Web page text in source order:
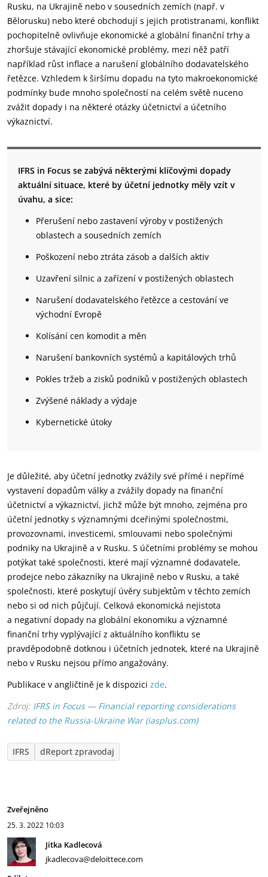
Rusku, na Ukrajině nebo v sousedních zemích (např. v
Bělorusku) nebo které obchodují s jejich protistranami, konflikt
pochopitelně ovlivňuje ekonomické a globální finanční trhy a
zhoršuje stávající ekonomické problémy, mezi něž patří
například růst inflace a narušení globálního dodavatelského
řetězce. Vzhledem k širšímu dopadu na tyto makroekonomické
podmínky bude mnoho společností na celém světě nuceno
zvážit dopady i na některé otázky účetnictví a účetního
výkaznictví.
IFRS in Focus se zabývá některými klíčovými dopady
aktuální situace, které by účetní jednotky měly vzít v
úvahu, a sice:
Přerušení nebo zastavení výroby v postižených
oblastech a sousedních zemích
Poškození nebo ztráta zásob a dalších aktiv
Uzavření silnic a zařízení v postižených oblastech
Narušení dodavatelského řetězce a cestování ve
východní Evropě
Kolísání cen komodit a měn
Narušení bankovních systémů a kapitálových trhů
Pokles tržeb a zisků podniků v postižených oblastech
Zvýšené náklady a výdaje
Kybernetické útoky
Je důležité, aby účetní jednotky zvážily své přímé i nepřímé
vystavení dopadům války a zvážily dopady na finanční
účetnictví a výkaznictví, jichž může být mnoho, zejména pro
účetní jednotky s významnými dceřinými společnostmi,
provozovnami, investicemi, smlouvami nebo společnými
podniky na Ukrajině a v Rusku. S účetními problémy se mohou
potýkat také společnosti, které mají významné dodavatele,
prodejce nebo zákazníky na Ukrajině nebo v Rusku, a také
společnosti, které poskytují úvěry subjektům v těchto zemích
nebo si od nich půjčují. Celková ekonomická nejistota
a negativní dopady na globální ekonomiku a významné
finanční trhy vyplývající z aktuálního konfliktu se
pravděpodobně dotknou i účetních jednotek, které na Ukrajině
nebo v Rusku nejsou přímo angažovány.
Publikace v angličtině je k dispozici zde.
Zdroj: IFRS in Focus — Financial reporting considerations
related to the Russia-Ukraine War (iasplus.com)
IFRS dReport zpravodaj
Zveřejněno
25. 3. 2022 10:03
Jitka Kadlecová
jkadlecova@deloittece.com